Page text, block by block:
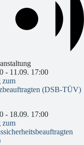
- 11.09. 17:00
zum
(DSB-TÜV)
- 18.09. 17:00
zum